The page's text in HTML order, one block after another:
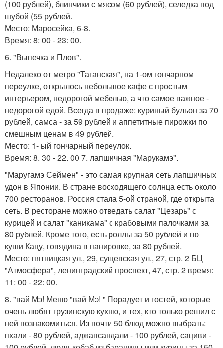
(100 рублей), блинчики с мясом (60 рублей), селедка под
шубой (55 рублей.
Место: Маросейка, 6-8.
Время: 8: 00 - 23: 00.
6. "Выпечка и Плов".
Недалеко от метро "Таганская", на 1-ом гончарном
переулке, открылось небольшое кафе с простым
интерьером, недорогой мебелью, а что самое важное -
недорогой едой. Всегда в продаже: куриный бульон за 70
рублей, самса - за 59 рублей и аппетитные пирожки по
смешным ценам в 49 рублей.
Место: 1- ый гончарный переулок.
Время: 8. 30 - 22. 00 7. лапшичная "Марукамэ".
"Маругамэ Сеймен" - это самая крупная сеть лапшичных
удон в Японии. В стране восходящего солнца есть около
700 ресторанов. Россия стала 5-ой страной, где открыта
сеть. В ресторане можно отведать салат "Цезарь" с
курицей и салат "каникама" с крабовыми палочками за
80 рублей. Кроме того, есть роллы за 50 рублей и гю
куши Кацу, говядина в панировке, за 80 рублей.
Место: пятницкая ул., 29, сущевская ул., 27, стр. 2 БЦ
"Атмосфера", ленинградский проспект, 47, стр. 2 время:
11: 00 - 22: 00.
8. "вай Мэ! Меню "вай Мэ! " Порадует и гостей, которые
очень любят грузинскую кухню, и тех, кто только решил с
ней познакомиться. Из почти 50 блюд можно выбрать:
пхали - 80 рублей, аджапсандали - 100 рублей, сациви -